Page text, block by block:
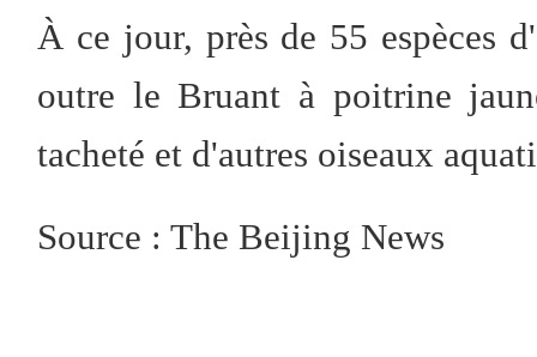
À ce jour, près de 55 espèces
outre le Bruant à poitrine
tacheté et d'autres oiseaux
Source : The Beijing News